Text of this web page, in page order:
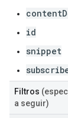
id
snippet
Filtros
a seguir)